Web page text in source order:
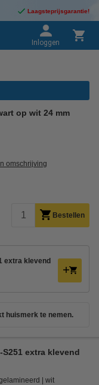
Laagsteprijsgarantie!
Inloggen
op wit 24 mm
omschrijving
Bestellen
extra klevend
huismerk te nemen.
extra klevend
wit